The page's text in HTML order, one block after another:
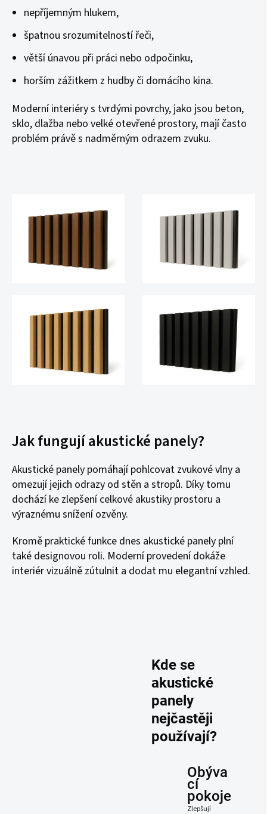
nepříjemným hlukem,
špatnou srozumitelností řeči,
větší únavou při práci nebo odpočinku,
horším zážitkem z hudby či domácího kina.
Moderní interiéry s tvrdými povrchy, jako jsou beton,
sklo, dlažba nebo velké otevřené prostory, mají často
problém právě s nadměrným odrazem zvuku.
Jak fungují akustické panely?
Akustické panely pomáhají pohlcovat zvukové vlny a
omezují jejich odrazy od stěn a stropů. Díky tomu
dochází ke zlepšení celkové akustiky prostoru a
výraznému snížení ozvěny.
Kromě praktické funkce dnes akustické panely plní
také designovou roli. Moderní provedení dokáže
interiér vizuálně zútulnit a dodat mu elegantní vzhled.
Kde se
akustické
panely
nejčastěji
používají?
Obýva
cí
pokoje
Zlepšují